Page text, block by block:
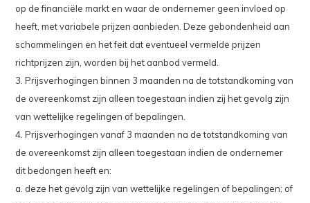
op de financiële markt en waar de ondernemer geen invloed op
heeft, met variabele prijzen aanbieden. Deze gebondenheid aan
schommelingen en het feit dat eventueel vermelde prijzen
richtprijzen zijn, worden bij het aanbod vermeld.
3. Prijsverhogingen binnen 3 maanden na de totstandkoming van
de overeenkomst zijn alleen toegestaan indien zij het gevolg zijn
van wettelijke regelingen of bepalingen.
4. Prijsverhogingen vanaf 3 maanden na de totstandkoming van
de overeenkomst zijn alleen toegestaan indien de ondernemer
dit bedongen heeft en:
a. deze het gevolg zijn van wettelijke regelingen of bepalingen; of